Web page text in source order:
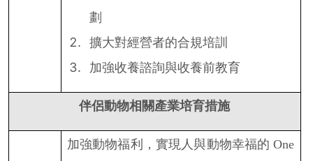
劃
擴大對經營者的合規培訓
加強收養諮詢與收養前教育
伴侶動物相關產業培育措施
加強動物福利，實現人與動物幸福的 One